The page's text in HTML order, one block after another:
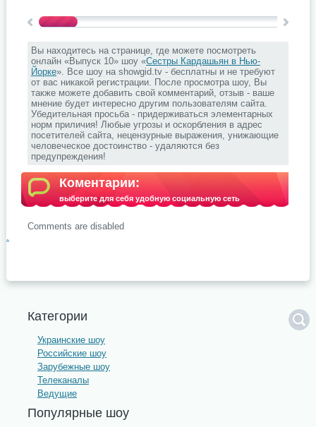
Вы находитесь на странице, где можете посмотреть
онлайн «Выпуск 10» шоу «Сестры Кардашьян в Нью-
Йорке». Все шоу на showgid.tv - бесплатны и не требуют
от вас никакой регистрации. После просмотра шоу, Вы
также можете добавить свой комментарий, отзыв - ваше
мнение будет интересно другим пользователям сайта.
Убедительная просьба - придерживаться элементарных
норм приличия! Любые угрозы и оскорбления в адрес
посетителей сайта, нецензурные выражения, унижающие
человеческое достоинство - удаляются без
предупреждения!
Коментарии:
выберите для себя удобную социальную сеть
Comments are disabled
.
Категории
Украинские шоу
Российские шоу
Зарубежные шоу
Телеканалы
Ведущие
Популярные шоу